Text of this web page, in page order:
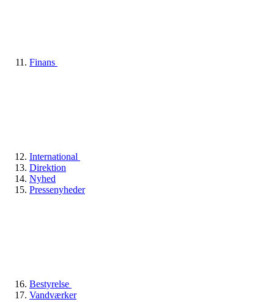
Finans
International
Direktion
Nyhed
Pressenyheder
Bestyrelse
Vandværker